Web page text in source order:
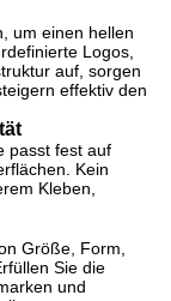
um einen hellen
Logos,
auf, sorgen
effektiv den
passt fest auf
Kein
Kleben,
Größe, Form,
Sie die
und